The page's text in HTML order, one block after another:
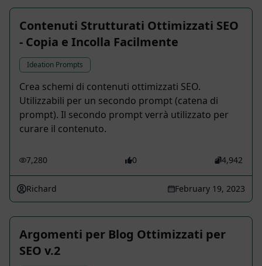
Contenuti Strutturati Ottimizzati SEO
- Copia e Incolla Facilmente
Ideation Prompts
Crea schemi di contenuti ottimizzati SEO.
Utilizzabili per un secondo prompt (catena di
prompt). Il secondo prompt verrà utilizzato per
curare il contenuto.
7,280 0 4,942
Richard February 19, 2023
Argomenti per Blog Ottimizzati per
SEO v.2